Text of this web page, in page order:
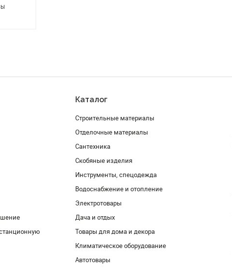
Каталог
Строительные материалы
Отделочные материалы
Сантехника
Скобяные изделия
Инструменты, спецодежда
Водоснабжение и отопление
Электротовары
Дача и отдых
Товары для дома и декора
Климатическое оборудование
Автотовары